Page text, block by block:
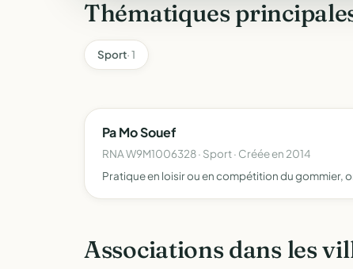
Thématiques
Sport· 1
Pa Mo Souef
RNA W9M1006328 · Sport · Créée en 2014
Pratique en loisir ou en compétition du
Associations dans les